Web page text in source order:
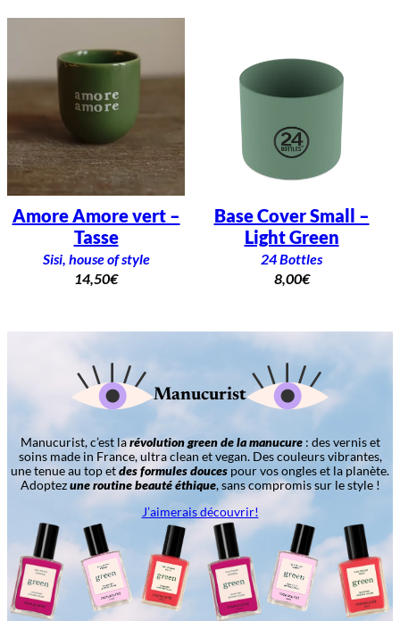
Amore Amore vert –
Tasse
Sisi, house of style
14,50€
Base Cover Small –
Light Green
24 Bottles
8,00€
Manucurist
Manucurist, c’est larévolution green de la manucure: des vernis et
soins made in France, ultra clean et vegan. Des couleurs vibrantes,
une tenue au top etdes formules douces pour vos ongles et la planète.
Adoptezune routine beauté éthique, sans compromis sur le style !
J’aimerais découvrir!